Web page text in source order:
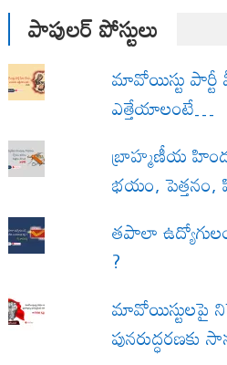
పాపులర్ పోస్టులు
మావోయిస్టు పార్టీ
ఎత్తేయాలంటే…
బ్రాహ్మణీయ
భయం, పెత్తనం,
త‌పాలా
?
మావోయిస్టులపై
పునరుద్ధరణకు